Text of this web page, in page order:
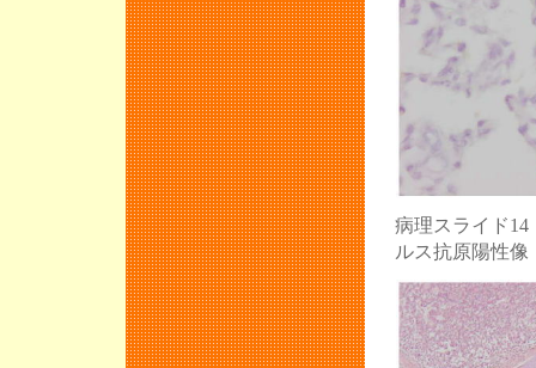
病理スライド14
ルス抗原陽性像